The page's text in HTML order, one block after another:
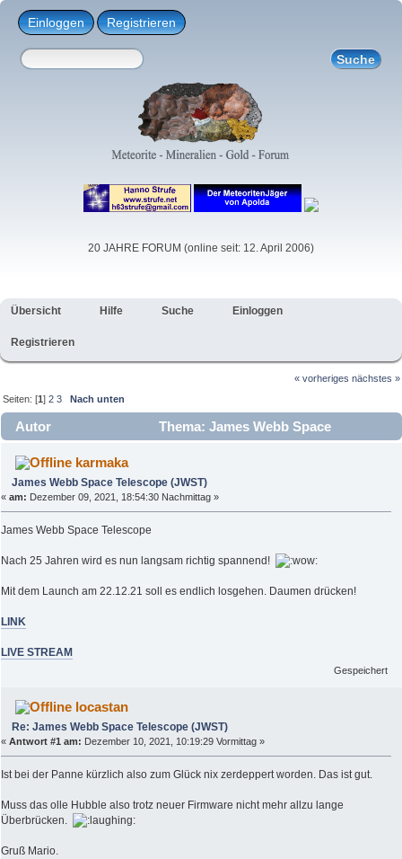
Einloggen Registrieren
20 JAHRE FORUM (online seit: 12. April 2006)
Übersicht Hilfe Suche Einloggen
Registrieren
« vorheriges nächstes »
Seiten: [1]2 3 Nach unten
Autor
Thema: James Webb Space
Telescope (JWST) (Gelesen 12275 mal)
karmaka
James Webb Space Telescope (JWST)
« am: Dezember 09, 2021, 18:54:30 Nachmittag »
James Webb Space Telescope
Nach 25 Jahren wird es nun langsam richtig spannend!
Mit dem Launch am 22.12.21 soll es endlich losgehen. Daumen drücken!
LINK
LIVE STREAM
Gespeichert
locastan
Re: James Webb Space Telescope (JWST)
« Antwort #1 am: Dezember 10, 2021, 10:19:29 Vormittag »
Ist bei der Panne kürzlich also zum Glück nix zerdeppert worden. Das ist gut.
Muss das olle Hubble also trotz neuer Firmware nicht mehr allzu lange
Überbrücken.
Gruß Mario.